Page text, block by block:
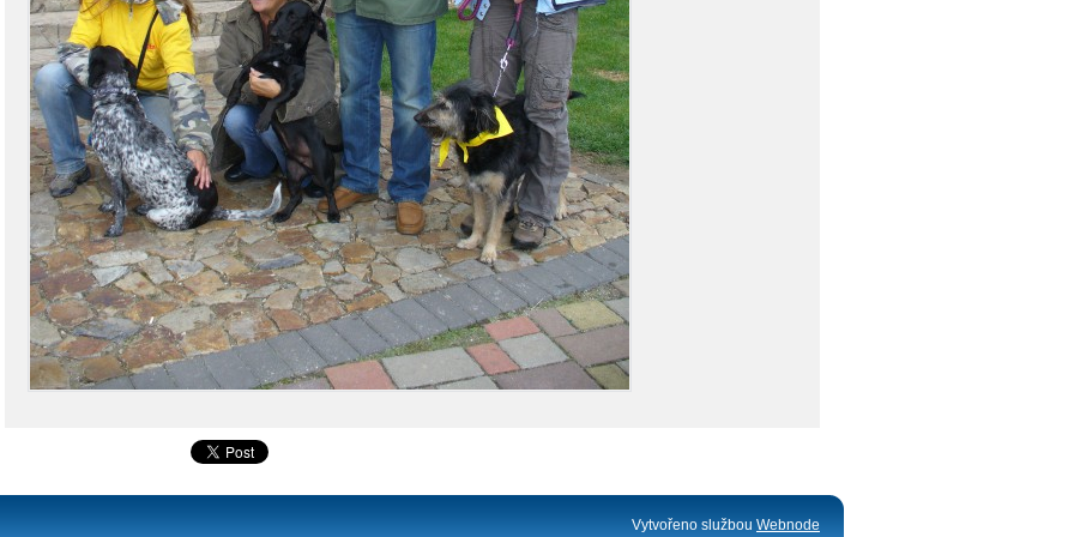
Vytvořeno službou Webnode